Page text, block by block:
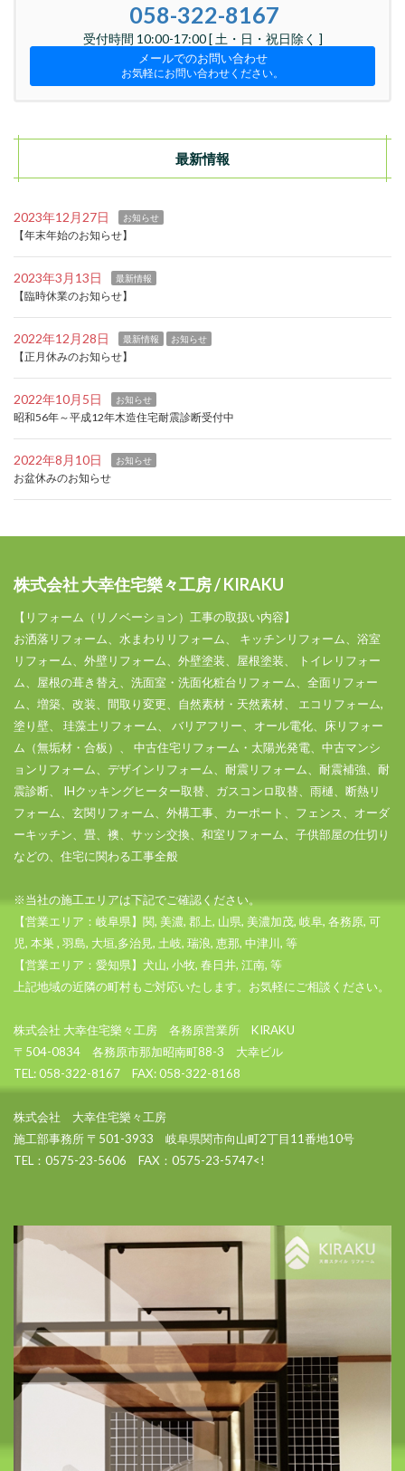
058-322-8167
受付時間 10:00-17:00 [ 土・日・祝日除く ]
メールでのお問い合わせ
お気軽にお問い合わせください。
最新情報
2023年12月27日 お知らせ
【年末年始のお知らせ】
2023年3月13日 最新情報
【臨時休業のお知らせ】
2022年12月28日 最新情報 お知らせ
【正月休みのお知らせ】
2022年10月5日 お知らせ
昭和56年～平成12年木造住宅耐震診断受付中
2022年8月10日 お知らせ
お盆休みのお知らせ
株式会社 大幸住宅樂々工房 / KIRAKU
【リフォーム（リノベーション）工事の取扱い内容】
お洒落リフォーム、水まわりリフォーム、 キッチンリフォーム、浴室
リフォーム、外壁リフォーム、外壁塗装、屋根塗装、 トイレリフォー
ム、屋根の葺き替え、洗面室・洗面化粧台リフォーム、全面リフォー
ム、増築、改装、間取り変更、自然素材・天然素材、 エコリフォーム,
塗り壁、 珪藻土リフォーム、 バリアフリー、オール電化、床リフォー
ム（無垢材・合板）、 中古住宅リフォーム・太陽光発電、中古マンシ
ョンリフォーム、デザインリフォーム、耐震リフォーム、耐震補強、耐
震診断、 IHクッキングヒーター取替、ガスコンロ取替、雨樋、断熱リ
フォーム、玄関リフォーム、外構工事、カーポート、フェンス、オーダ
ーキッチン、畳、襖、サッシ交換、和室リフォーム、子供部屋の仕切り
などの、住宅に関わる工事全般
※当社の施工エリアは下記でご確認ください。
【営業エリア：岐阜県】 関, 美濃, 郡上, 山県, 美濃加茂, 岐阜, 各務原, 可
児, 本巣 , 羽島, 大垣,多治見, 土岐, 瑞浪, 恵那, 中津川, 等
【営業エリア：愛知県】 犬山, 小牧, 春日井, 江南, 等
上記地域の近隣の町村もご対応いたします。お気軽にご相談ください。
株式会社 大幸住宅樂々工房 各務原営業所 KIRAKU
〒504-0834 各務原市那加昭南町88-3 大幸ビル
TEL: 058-322-8167 FAX: 058-322-8168
株式会社 大幸住宅樂々工房
施工部事務所 〒501-3933 岐阜県関市向山町2丁目11番地10号
TEL：0575-23-5606 FAX：0575-23-5747<!